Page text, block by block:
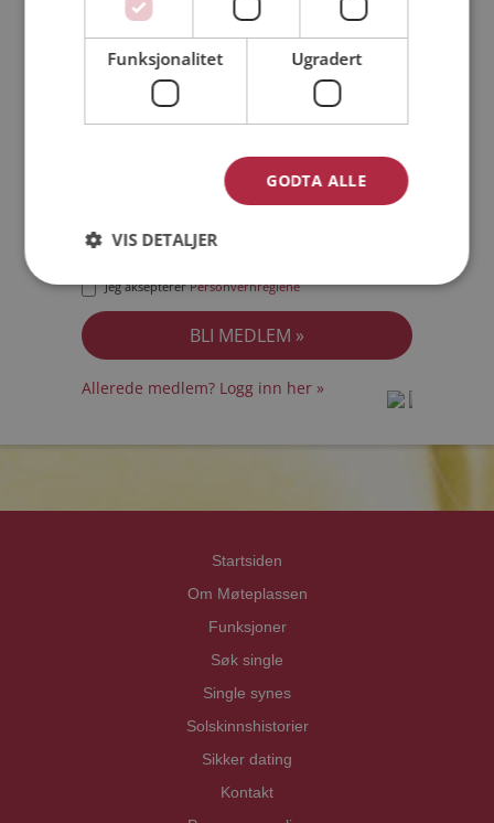
Jeg akseptererPersonvernreglene
Allerede medlem? Logg inn her »
Startsiden
Om Møteplassen
Funksjoner
Søk single
Single synes
Solskinnshistorier
Sikker dating
Kontakt
Funksjonalitet Ugradert
GODTA ALLE
VIS DETALJER